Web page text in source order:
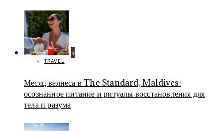
3
TRAVEL
Месяц велнеса в The Standard, Maldives:
осознанное питание и ритуалы восстановления для
тела и разума